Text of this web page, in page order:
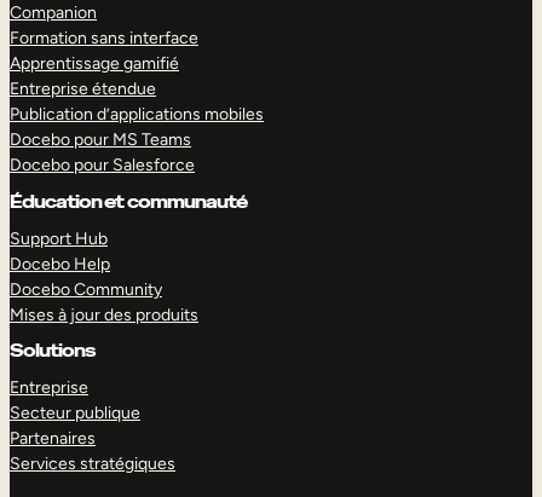
Companion
Formation sans interface
Apprentissage gamifié
Entreprise étendue
Publication d’applications mobiles
Docebo pour MS Teams
Docebo pour Salesforce
Éducation et communauté
Support Hub
Docebo Help
Docebo Community
Mises à jour des produits
Solutions
Entreprise
Secteur publique
Partenaires
Services stratégiques